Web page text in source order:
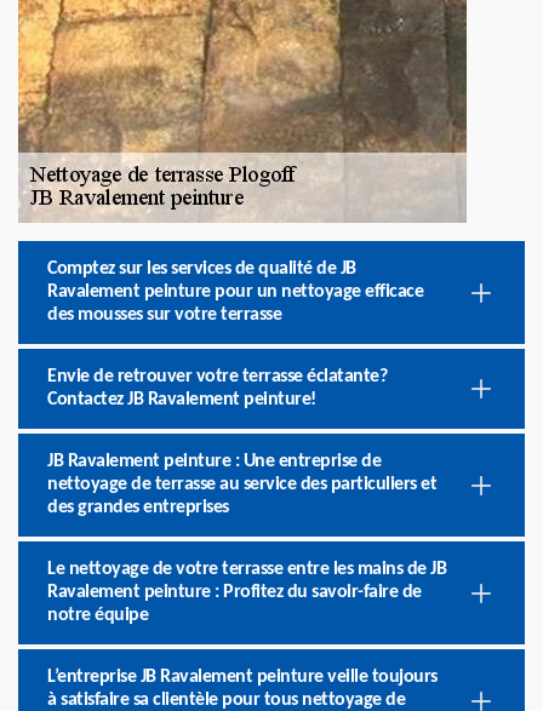
Comptez sur les services de qualité de JB
Ravalement peinture pour un nettoyage efficace
des mousses sur votre terrasse
Envie de retrouver votre terrasse éclatante?
Contactez JB Ravalement peinture!
JB Ravalement peinture : Une entreprise de
nettoyage de terrasse au service des particuliers et
des grandes entreprises
Le nettoyage de votre terrasse entre les mains de JB
Ravalement peinture : Profitez du savoir-faire de
notre équipe
L’entreprise JB Ravalement peinture veille toujours
à satisfaire sa clientèle pour tous nettoyage de